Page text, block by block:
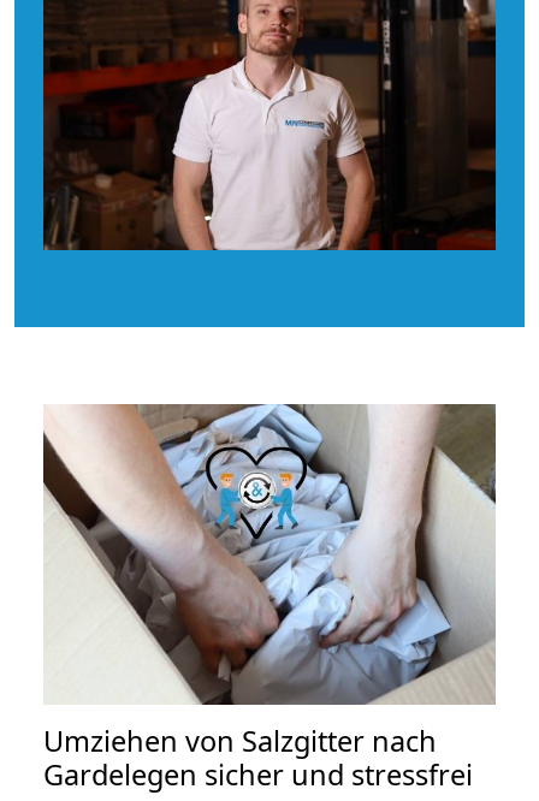
Umziehen von Salzgitter nach
Gardelegen sicher und stressfrei